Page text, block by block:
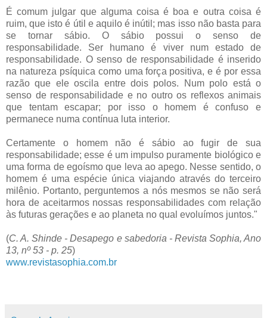
É comum julgar que alguma coisa é boa e outra coisa é
ruim, que isto é útil e aquilo é inútil; mas isso não basta para
se tornar sábio. O sábio possui o senso de
responsabilidade. Ser humano é viver num estado de
responsabilidade. O senso de responsabilidade é inserido
na natureza psíquica como uma força positiva, e é por essa
razão que ele oscila entre dois polos. Num polo está o
senso de responsabilidade e no outro os reflexos animais
que tentam escapar; por isso o homem é confuso e
permanece numa contínua luta interior.
Certamente o homem não é sábio ao fugir de sua
responsabilidade; esse é um impulso puramente biológico e
uma forma de egoísmo que leva ao apego. Nesse sentido, o
homem é uma espécie única viajando através do terceiro
milênio. Portanto, perguntemos a nós mesmos se não será
hora de aceitarmos nossas responsabilidades com relação
às futuras gerações e ao planeta no qual evoluímos juntos."
(C. A. Shinde - Desapego e sabedoria - Revista Sophia, Ano
13, nº 53 - p. 25)
www.revistasophia.com.br